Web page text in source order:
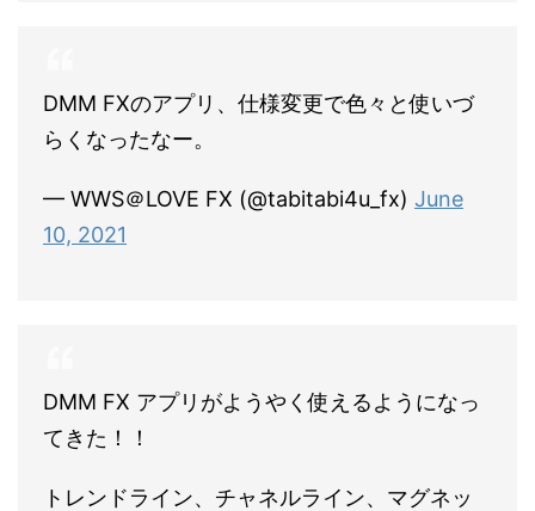
DMM FXのアプリ、仕様変更で色々と使いづ
らくなったなー。
— WWS＠LOVE FX (@tabitabi4u_fx) June
10, 2021
DMM FX アプリがようやく使えるようになっ
てきた！！
トレンドライン、チャネルライン、マグネッ